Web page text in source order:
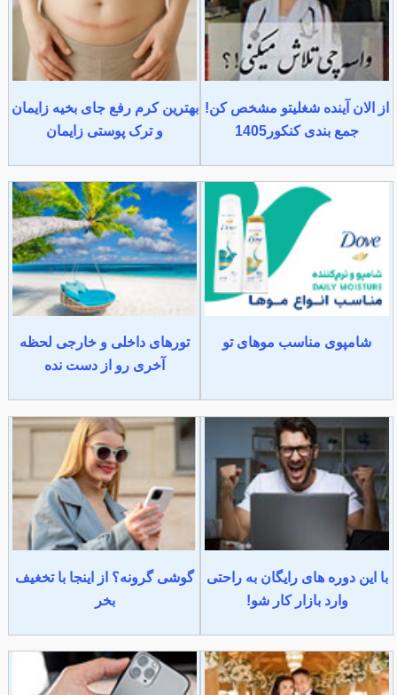
از الان آینده شغلیتو مشخص کن!
جمع بندی کنکور1405
بهترین کرم رفع جای بخیه زایمان
و ترک پوستی زایمان
شامپوی مناسب موهای تو
تورهای داخلی و خارجی لحظه
آخری رو از دست نده
با این دوره های رایگان به راحتی
وارد بازار کار شو!
گوشی گرونه؟ از اینجا با تخغیف
بخر